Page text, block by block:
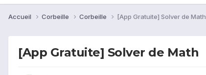
Accueil Corbeille Corbeille [App Gratuite] Solver de Math
[App Gratuite] Solver de Math